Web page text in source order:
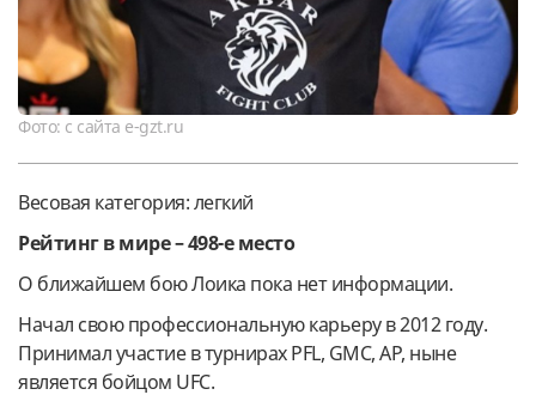
Фото: с сайта e-gzt.ru
Весовая категория: легкий
Рейтинг в мире – 498-е место
О ближайшем бою Лоика пока нет информации.
Начал свою профессиональную карьеру в 2012 году.
Принимал участие в турнирах PFL, GMC, AP, ныне
является бойцом UFС.